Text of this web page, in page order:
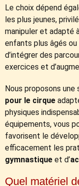
Le choix dépend
les plus jeunes,
manipuler et adapté
enfants plus âgés
d’intégrer des
exercices et
Nous proposons
pour le cirque
physiques
équipements, vous
favorisent le
efficacement les
gymnastique et d’
Quel matériel